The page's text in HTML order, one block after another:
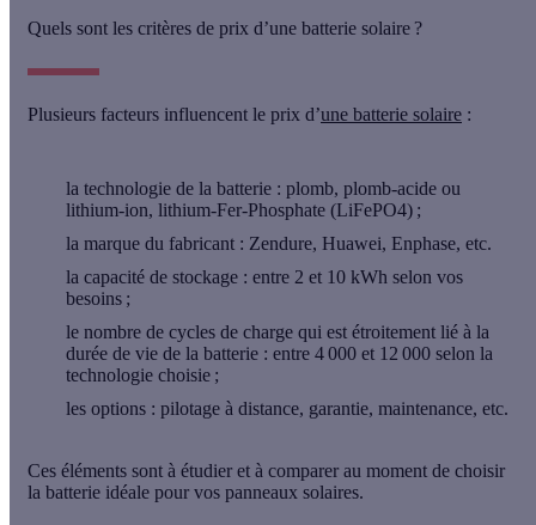
Quels sont les critères de prix d’une batterie solaire ?
Plusieurs facteurs influencent le prix d’une batterie solaire :
la technologie de la batterie : plomb, plomb-acide ou
lithium-ion, lithium-Fer-Phosphate (LiFePO4) ;
la marque du fabricant : Zendure, Huawei, Enphase, etc.
la capacité de stockage : entre 2 et 10 kWh selon vos
besoins ;
le nombre de cycles de charge qui est étroitement lié à la
durée de vie de la batterie : entre 4 000 et 12 000 selon la
technologie choisie ;
les options : pilotage à distance, garantie, maintenance, etc.
Ces éléments sont à étudier et à comparer au moment de choisir
la batterie idéale pour vos panneaux solaires.